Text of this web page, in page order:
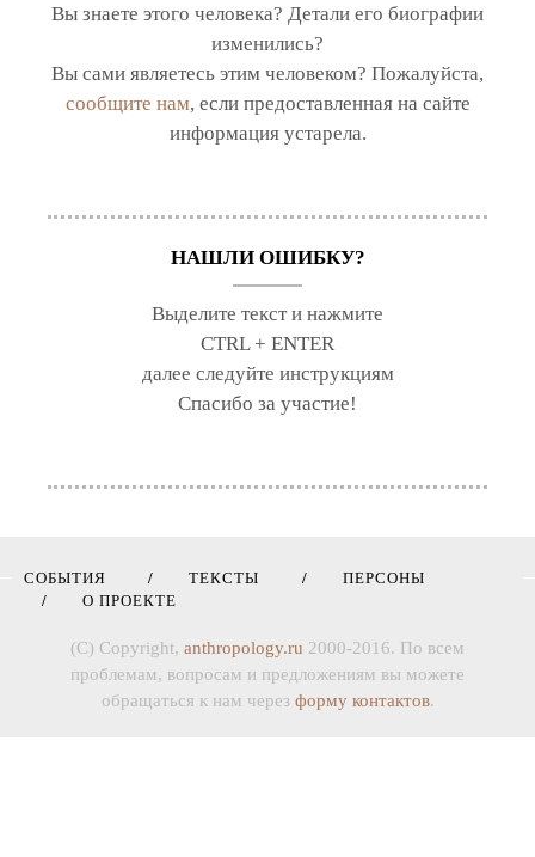
Вы знаете этого человека? Детали его биографии
изменились?
Вы сами являетесь этим человеком? Пожалуйста,
сообщите нам, если предоставленная на сайте
информация устарела.
НАШЛИ ОШИБКУ?
Выделите текст и нажмите
CTRL + ENTER
далее следуйте инструкциям
Спасибо за участие!
СОБЫТИЯ ТЕКСТЫ
ПЕРСОНЫ
О ПРОЕКТЕ
(C) Copyright, anthropology.ru 2000-2016. По всем
проблемам, вопросам и предложениям вы можете
обращаться к нам через форму контактов.